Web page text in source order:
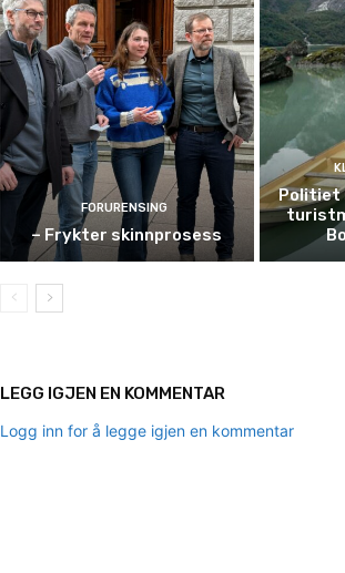
FORURENSING
– Frykter skinnprosess
Politiet
LEGG IGJEN EN KOMMENTAR
Logg inn for å legge igjen en kommentar